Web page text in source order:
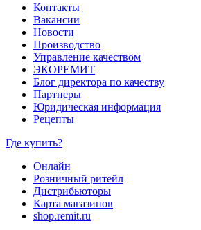
Контакты
Вакансии
Новости
Производство
Управление качеством
ЭКОРЕМИТ
Блог директора по качеству
Партнеры
Юридическая информация
Рецепты
Где купить?
Онлайн
Розничный ритейл
Дистрибьюторы
Карта магазинов
shop.remit.ru